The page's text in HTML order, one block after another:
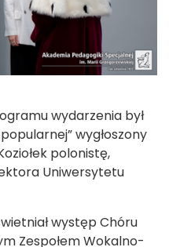
wydarzenia był
wygłoszony
polonistę,
Uniwersytetu
występ Chóru
Zespołem Wokalno-